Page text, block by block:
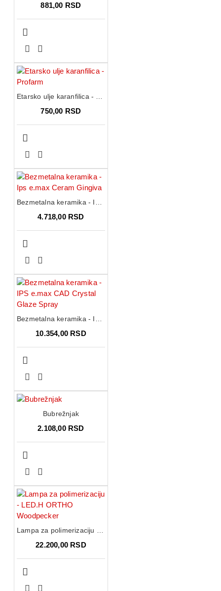
881,00 RSD
750,00 RSD
4.718,00 RSD
10.354,00 RSD
Bubrežnjak
2.108,00 RSD
22.200,00 RSD